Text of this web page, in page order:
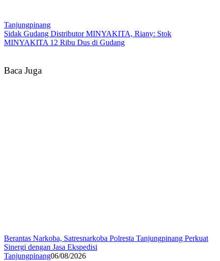
Tanjungpinang
Sidak Gudang Distributor MINYAKITA, Riany: Stok
MINYAKITA 12 Ribu Dus di Gudang
Baca Juga
Berantas Narkoba, Satresnarkoba Polresta Tanjungpinang Perkuat
Sinergi dengan Jasa Ekspedisi
Tanjungpinang06/08/2026